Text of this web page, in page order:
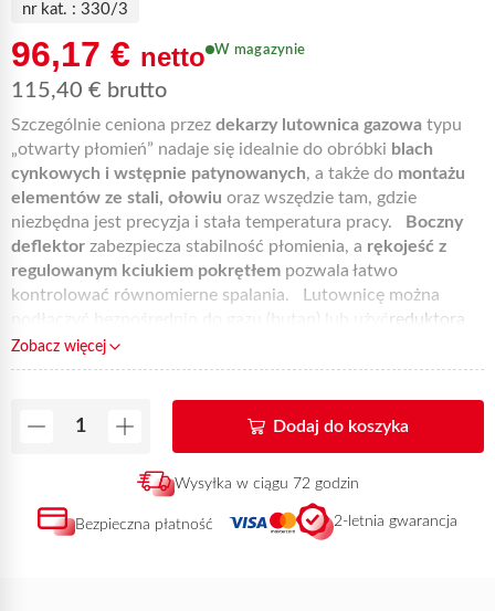
nr kat. : 330/3
96,17 € netto
115,40 € brutto
W magazynie
Szczególnie ceniona przez dekarzy lutownica gazowa typu
„otwarty płomień” nadaje się idealnie do obróbki blach
cynkowych i wstępnie patynowanych, a także do montażu
elementów ze stali, ołowiu oraz wszędzie tam, gdzie
niezbędna jest precyzja i stała temperatura pracy.
Boczny
deflektor zabezpiecza stabilność płomienia, a rękojeść z
regulowanym kciukiem pokrętłem pozwala łatwo
kontrolować równomierne spalania. Lutownicę można
podłączyć bezpośrednio do gazu (butan) lub użyćreduktora
Express 2 bar typu 682
doskonałą jakością w stosunku do ceny, dzięki czemu cieszy
prostota obsługi, wytrzymałość i cena to podstawowe
kryteria wyboru.
Lutownica dekarska nr kat. 330-3
Zobacz więcej
Dodaj do koszyka
Wysyłka w ciągu 72 godzin
Bezpieczna płatność 2-letnia gwarancja